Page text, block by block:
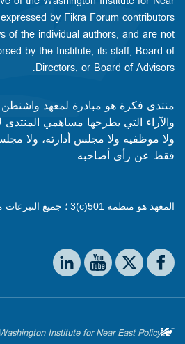
by Fikra Forum contributors
of the individual authors, and are not
by the Institute, its staff, Board of
Directors, or Board of Advisors.​​
منتدى فكرة هو مبادرة لمعهد
والآراء التي يطرحها مساهمي المنتدى
ولا موظفيه ولا مجلس أدارته، ولا
فقط عن رأى أصاحبه
المعهد هو منظمة 501(c)3 ؛ جميع التبرعات معفاة من الضرائب.
Social media
Institute on Facebook
Washington Institute on X
on YouTube
on LinkedIn
Institute for Near East Policy.